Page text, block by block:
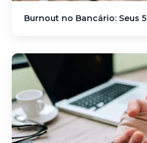
Burnout no Bancário: Seus